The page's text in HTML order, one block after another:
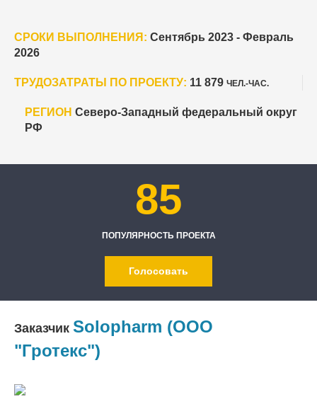
СРОКИ ВЫПОЛНЕНИЯ: Сентябрь 2023 - Февраль
2026
ТРУДОЗАТРАТЫ ПО ПРОЕКТУ: 11 879 ЧЕЛ.-ЧАС.
РЕГИОН Северо-Западный федеральный округ
РФ
85
ПОПУЛЯРНОСТЬ ПРОЕКТА
Голосовать
Заказчик Solopharm (ООО
"Гротекс")